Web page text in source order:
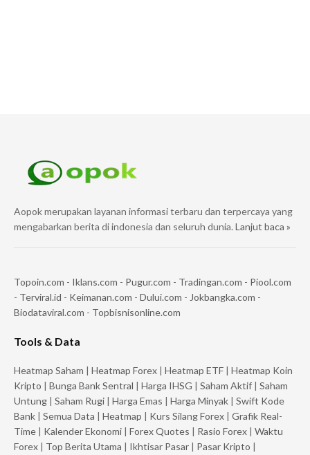
Aopok merupakan layanan informasi terbaru dan terpercaya yang
mengabarkan berita di indonesia dan seluruh dunia. Lanjut baca »
Topoin.com - Iklans.com - Pugur.com - Tradingan.com - Piool.com
- Terviral.id - Keimanan.com - Dului.com - Jokbangka.com -
Biodataviral.com - Topbisnisonline.com
Tools & Data
Heatmap Saham | Heatmap Forex | Heatmap ETF | Heatmap Koin
Kripto | Bunga Bank Sentral | Harga IHSG | Saham Aktif | Saham
Untung | Saham Rugi | Harga Emas | Harga Minyak | Swift Kode
Bank | Semua Data | Heatmap | Kurs Silang Forex | Grafik Real-
Time | Kalender Ekonomi | Forex Quotes | Rasio Forex | Waktu
Forex | Top Berita Utama | Ikhtisar Pasar | Pasar Kripto |